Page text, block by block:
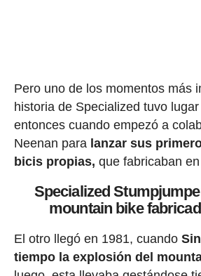
Pero uno de los momentos más
historia de Specialized tuvo
entonces cuando empezó a
Neenan para lanzar sus
bicis propias, que fabricaban
Specialized
mountain bike
El otro llegó en 1981, cuando
tiempo la explosión del